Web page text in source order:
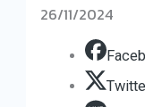
26/11/2024